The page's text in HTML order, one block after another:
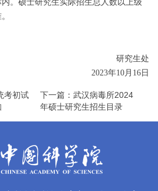
。硕士研究生实际招生总人数以上级
研究生处
年10月16日
考初试
下一篇：武汉病毒所2024
年硕士研究生招生目录